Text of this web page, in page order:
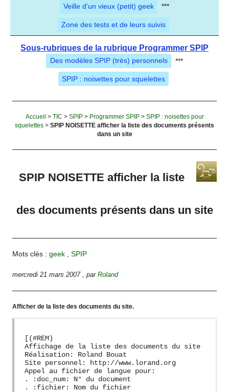
Veille d’un vieux (petit) geek ***
Zone des tests et de leurs suivis
Sous-rubriques de la rubrique Programmer SPIP
Des modèles SPIP (très) personnels ***
SPIP : noisettes pour squelettes
Accueil > TIC > SPIP> Programmer SPIP> SPIP : noisettes pour
squelettes > SPIP NOISETTE afficher la liste des documents présents
dans un site
SPIP NOISETTE afficher la liste
des documents présents dans un site
Mots clés :geek ,SPIP
mercredi 21 mars 2007 ,parRoland
Afficher de la liste des documents du site.
[(#REM)
Affichage de la liste des documents du site
Réalisation: Roland Bouat
Site personnel: http://www.lorand.org
Appel au fichier de langue pour:
. :doc_num: N° du document
. :fichier: Nom du fichier